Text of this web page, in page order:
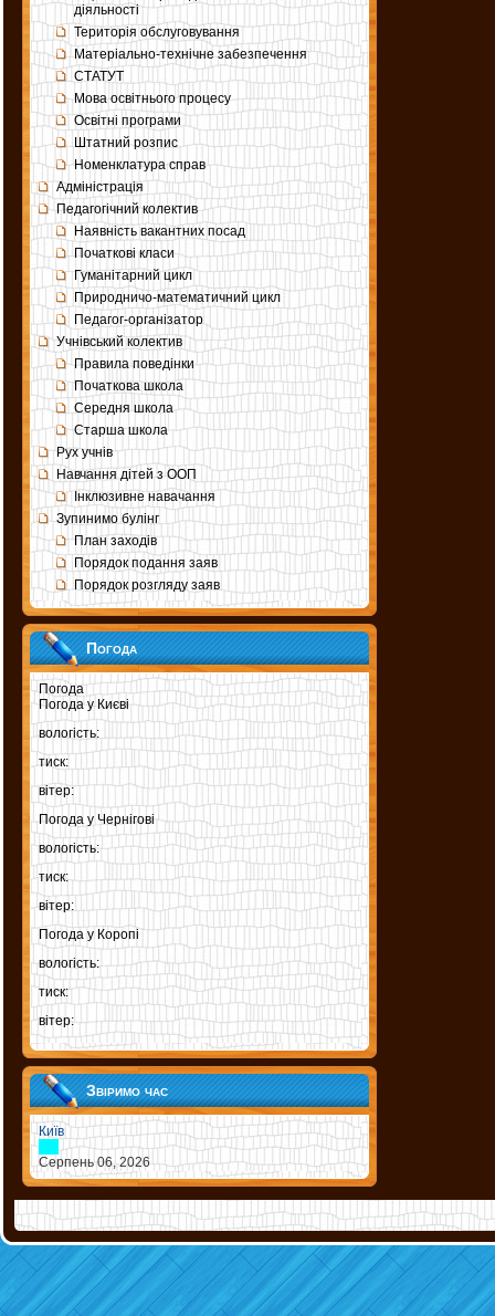
діяльності
Територія обслуговування
Матеріально-технічне забезпечення
СТАТУТ
Мова освітнього процесу
Освітні програми
Штатний розпис
Номенклатура справ
Адміністрація
Педагогічний колектив
Наявність вакантних посад
Початкові класи
Гуманітарний цикл
Природничо-математичний цикл
Педагог-організатор
Учнівський колектив
Правила поведінки
Початкова школа
Середня школа
Старша школа
Рух учнів
Навчання дітей з ООП
Інклюзивне навачання
Зупинимо булінг
План заходів
Порядок подання заяв
Порядок розгляду заяв
Погода
Погода
Погода у Києві
вологість:
тиск:
вітер:
Погода у Чернігові
вологість:
тиск:
вітер:
Погода у Коропі
вологість:
тиск:
вітер:
Звіримо час
Київ
Серпень 06, 2026